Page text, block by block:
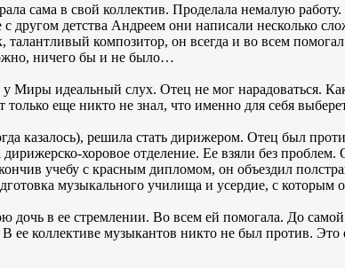
сама в свой коллектив. Проделала немалую работу.
с другом детства Андреем они написали несколько
композитор, он всегда и во всем
ничего бы и не было…
Миры идеальный слух. Отец не мог нарадоваться.
еще никто не знал, что именно для себя
казалось), решила стать дирижером. Отец был
хоровое отделение. Ее взяли без
учебу с красным дипломом, он объездил
музыкального училища и усердие, с которым
дочь в ее стремлении. Во всем ей помогала. До
ее коллективе музыкантов никто не был против.